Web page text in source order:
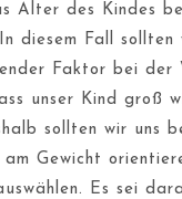
Alter des Kindes
diesem Fall sollten
Faktor bei der
unser Kind groß
sollten wir uns
Gewicht
Es sei